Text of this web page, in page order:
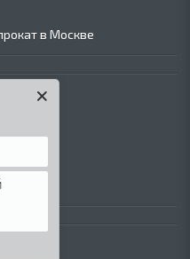
в Москве